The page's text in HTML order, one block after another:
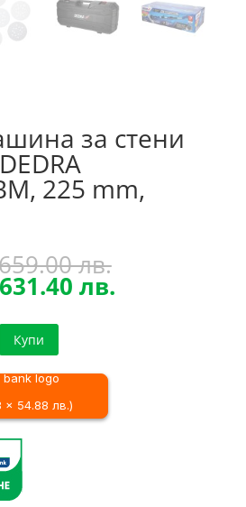
за стени
225 mm,
лв.Original
price
лв.Текущата
Купи
x 54.88 лв.)